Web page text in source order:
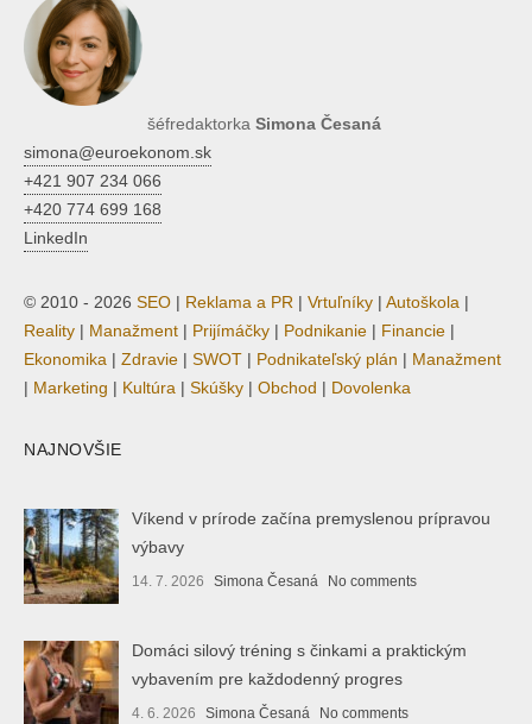
šéfredaktorka Simona Česaná
simona@euroekonom.sk
+421 907 234 066
+420 774 699 168
LinkedIn
© 2010 - 2026 SEO | Reklama a PR | Vrtuľníky | Autoškola |
Reality | Manažment | Prijímáčky | Podnikanie | Financie |
Ekonomika | Zdravie | SWOT | Podnikateľský plán | Manažment
| Marketing | Kultúra | Skúšky | Obchod | Dovolenka
NAJNOVŠIE
Víkend v prírode začína premyslenou prípravou
výbavy
14. 7. 2026 Simona Česaná No comments
Domáci silový tréning s činkami a praktickým
vybavením pre každodenný progres
4. 6. 2026 Simona Česaná No comments